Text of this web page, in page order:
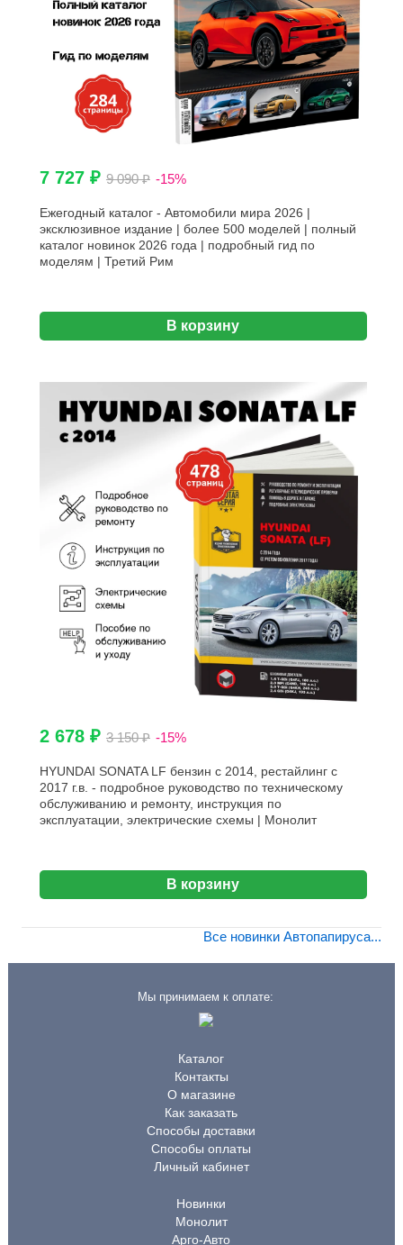
7 727 ₽ 9 090 ₽ -15%
Ежегодный каталог - Автомобили мира 2026 |
эксклюзивное издание | более 500 моделей | полный
каталог новинок 2026 года | подробный гид по
моделям | Третий Рим
В корзину
2 678 ₽ 3 150 ₽ -15%
HYUNDAI SONATA LF бензин с 2014, рестайлинг с
2017 г.в. - подробное руководство по техническому
обслуживанию и ремонту, инструкция по
эксплуатации, электрические схемы | Монолит
В корзину
Все новинки Автопапируса...
Мы принимаем к оплате:
Каталог
Контакты
О магазине
Как заказать
Способы доставки
Способы оплаты
Личный кабинет
Новинки
Монолит
Арго-Авто